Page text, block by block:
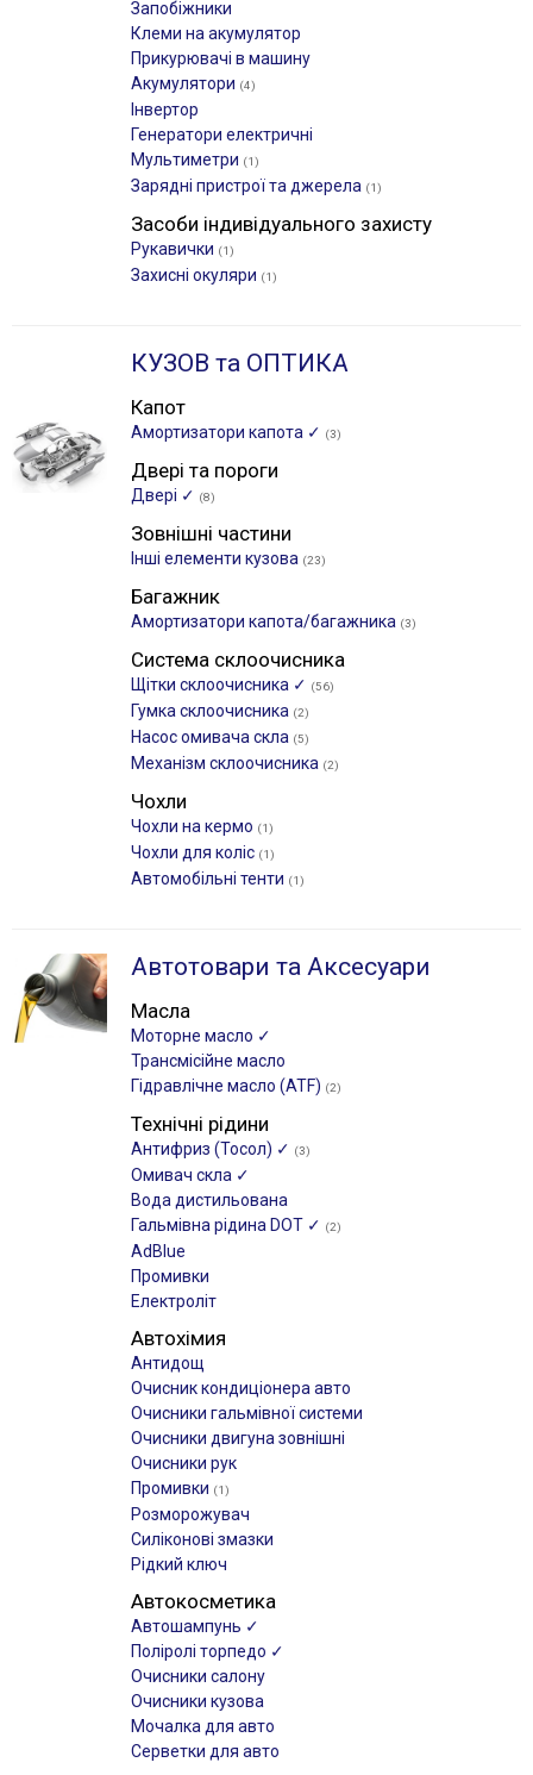
Запобіжники
Клеми на акумулятор
Прикурювачі в машину
Акумулятори (4)
Інвертор
Генератори електричні
Мультиметри (1)
Зарядні пристрої та джерела (1)
Засоби індивідуального захисту
Рукавички (1)
Захисні окуляри (1)
КУЗОВ та ОПТИКА
Капот
Амортизатори капота ✓ (3)
Двері та пороги
Двері ✓ (8)
Зовнішні частини
Інші елементи кузова (23)
Багажник
Амортизатори капота/багажника (3)
Система склоочисника
Щітки склоочиcника ✓ (56)
Гумка склоочисника (2)
Насос омивача скла (5)
Механізм склоочисника (2)
Чохли
Чохли на кермо (1)
Чохли для коліс (1)
Автомобільні тенти (1)
Автотовари та Аксесуари
Масла
Моторне масло ✓
Трансмісійне масло
Гідравлічне масло (ATF) (2)
Технічні рідини
Антифриз (Тосол) ✓ (3)
Омивач скла ✓
Вода дистильована
Гальмівна рідина DOT ✓ (2)
AdBlue
Промивки
Електроліт
Автохімия
Антидощ
Очисник кондиціонера авто
Очисники гальмівної системи
Очисники двигуна зовнішні
Очисники рук
Промивки (1)
Розморожувач
Силіконові змазки
Рідкий ключ
Автокосметика
Автошампунь ✓
Поліролі торпедо ✓
Очисники салону
Очисники кузова
Мочалка для авто
Серветки для авто